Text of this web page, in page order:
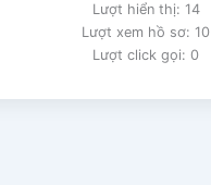
Lượt hiển thị: 14
Lượt xem hồ sơ: 10
Lượt click gọi: 0